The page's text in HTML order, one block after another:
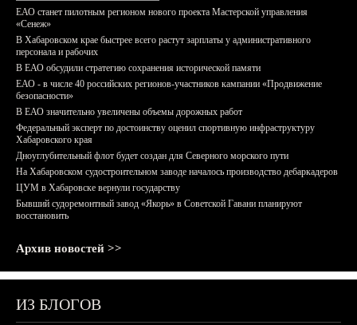
ЕАО станет пилотным регионом нового проекта Мастерской управления
«Сенеж»
В Хабаровском крае быстрее всего растут зарплаты у административного
персонала и рабочих
В ЕАО обсудили стратегию сохранения исторической памяти
ЕАО - в числе 40 российских регионов-участников кампании «Продвижение
безопасности»
В ЕАО значительно увеличены объемы дорожных работ
Федеральный эксперт по достоинству оценил спортивную инфраструктуру
Хабаровского края
Дноуглубительный флот будет создан для Северного морского пути
На Хабаровском судостроительном заводе началось производство дебаркадеров
ЦУМ в Хабаровске вернули государству
Бывший судоремонтный завод «Якорь» в Советской Гавани планируют
восстановить
Архив новостей >>
ИЗ БЛОГОВ